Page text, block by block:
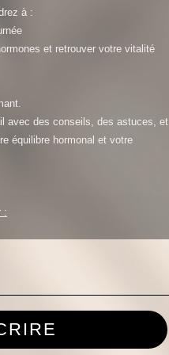
?
à :
et retrouver votre vitalité
avec des conseils, des astuces, et
équilibre hormonal et votre
: